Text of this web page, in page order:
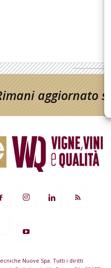
aggiornato
Nuove Spa. Tutti i diritti